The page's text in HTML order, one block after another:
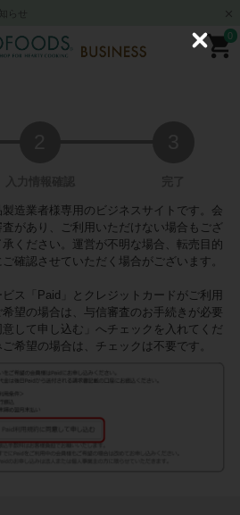
らせ
0
造業者様専用のビジネスサイトです。会
があり、ご利用いただけない場合もござ
ください。運営が不明な場合、転売目的
確認させていただく場合がございます。
ス「Paid」とクレジットカードがご利用
望の場合は、与信審査のお手続きが必要
して申し込む」へチェックを入れてくだ
希望の場合は、チェックは不要です。
C